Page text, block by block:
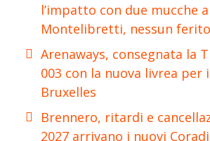
l’impatto con due mucche a
Montelibretti, nessun ferito
Arenaways, consegnata la
003 con la nuova livrea per
Bruxelles
Brennero, ritardi e
2027 arrivano i nuovi